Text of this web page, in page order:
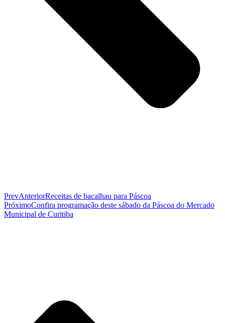
PrevAnteriorReceitas de bacalhau para Páscoa
PróximoConfira programação deste sábado da Páscoa do Mercado
Municipal de Curitiba